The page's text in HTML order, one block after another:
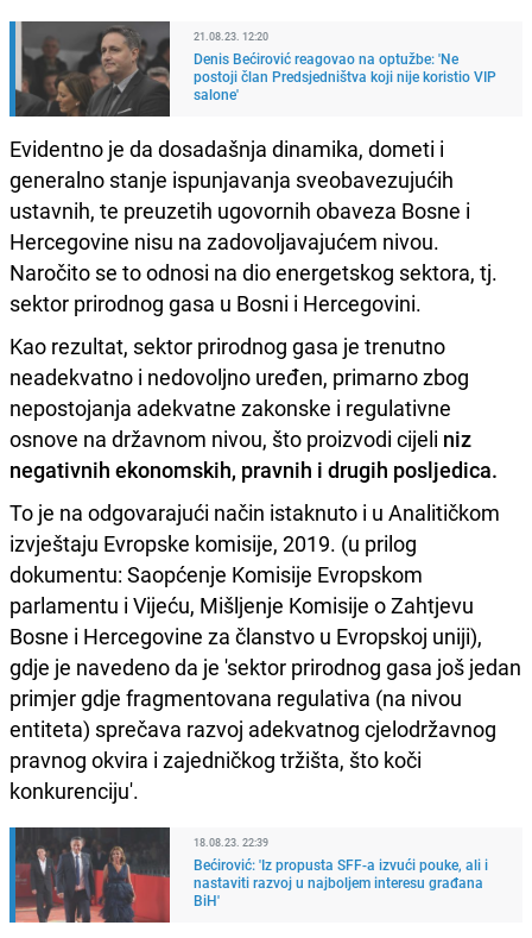
21.08.23. 12:20
Denis Bećirović reagovao na optužbe: 'Ne
postoji član Predsjedništva koji nije koristio VIP
salone'
Evidentno je da dosadašnja dinamika, dometi i
generalno stanje ispunjavanja sveobavezujućih
ustavnih, te preuzetih ugovornih obaveza Bosne i
Hercegovine nisu na zadovoljavajućem nivou.
Naročito se to odnosi na dio energetskog sektora, tj.
sektor prirodnog gasa u Bosni i Hercegovini.
Kao rezultat, sektor prirodnog gasa je trenutno
neadekvatno i nedovoljno uređen, primarno zbog
nepostojanja adekvatne zakonske i regulativne
osnove na državnom nivou, što proizvodi cijeli niz
negativnih ekonomskih, pravnih i drugih posljedica.
To je na odgovarajući način istaknuto i u Analitičkom
izvještaju Evropske komisije, 2019. (u prilog
dokumentu: Saopćenje Komisije Evropskom
parlamentu i Vijeću, Mišljenje Komisije o Zahtjevu
Bosne i Hercegovine za članstvo u Evropskoj uniji),
gdje je navedeno da je 'sektor prirodnog gasa još jedan
primjer gdje fragmentovana regulativa (na nivou
entiteta) sprečava razvoj adekvatnog cjelodržavnog
pravnog okvira i zajedničkog tržišta, što koči
konkurenciju'.
18.08.23. 22:39
Bećirović: 'Iz propusta SFF-a izvući pouke, ali i
nastaviti razvoj u najboljem interesu građana
BiH'